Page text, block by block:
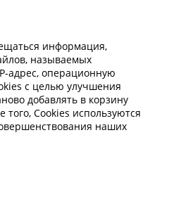
информация,
называемых
адрес, операционную
с целью улучшения
добавлять в корзину
Cookies используются
наших